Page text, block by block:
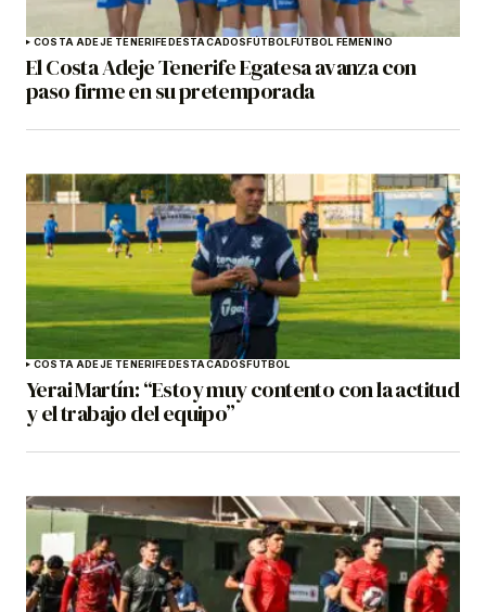
COSTA ADEJE TENERIFEDESTACADOSFÚTBOLFÚTBOL FEMENINO
El Costa Adeje Tenerife Egatesa avanza con
paso firme en su pretemporada
COSTA ADEJE TENERIFEDESTACADOSFÚTBOL
Yerai Martín: “Estoy muy contento con la actitud
y el trabajo del equipo”